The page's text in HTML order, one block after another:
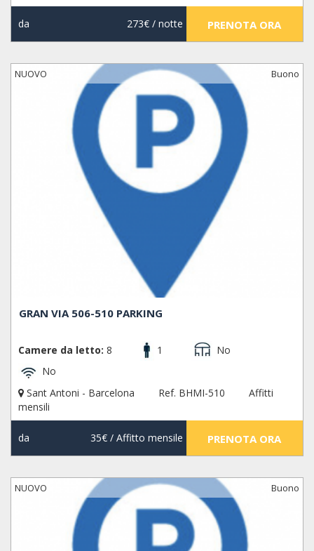
da 273€/ notte PRENOTA ORA
NUOVO Buono
GRAN VIA 506-510 PARKING
Camere da letto: 8 1
No
No
Sant Antoni - Barcelona
Ref. BHMI-510
Affitti
mensili
da 35€/ Affitto mensile PRENOTA ORA
NUOVO Buono